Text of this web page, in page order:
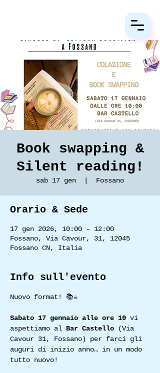
Book swapping &
Silent reading!
sab 17 gen Fossano
Orario & Sede
17 gen 2026, 10:00 – 12:00
Fossano, Via Cavour, 31, 12045
Fossano CN, Italia
Info sull'evento
Nuovo format! 📚☕
Sabato 17 gennaio alle ore 10 vi
aspettiamo al Bar Castello (Via
Cavour 31, Fossano) per farci gli
auguri di inizio anno… in un modo
tutto nuovo!